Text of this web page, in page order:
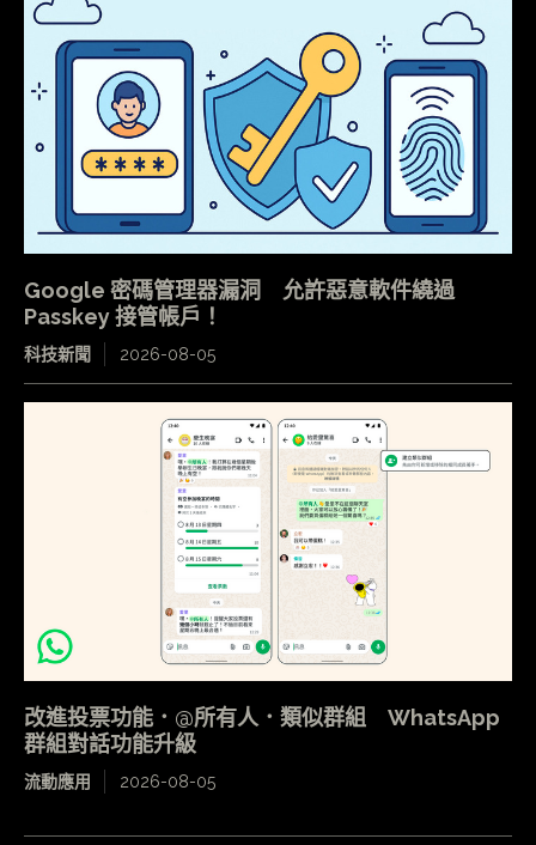
Google 密碼管理器漏洞 允許惡意軟件繞過
Passkey 接管帳戶！
科技新聞 2026-08-05
改進投票功能．@所有人．類似群組 WhatsApp
群組對話功能升級
流動應用 2026-08-05